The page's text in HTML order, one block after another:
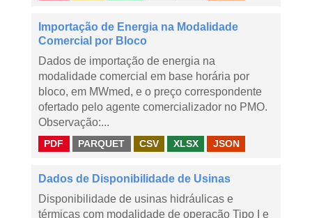
Importação de Energia na Modalidade
Comercial por Bloco
Dados de importação de energia na
modalidade comercial em base horária por
bloco, em MWmed, e o preço correspondente
ofertado pelo agente comercializador no PMO.
Observação:...
PDF PARQUET CSV XLSX JSON
Dados de Disponibilidade de Usinas
Disponibilidade de usinas hidráulicas e
térmicas com modalidade de operação Tipo I e